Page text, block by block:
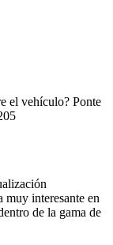
el vehículo? Ponte
muy interesante en
de la gama de